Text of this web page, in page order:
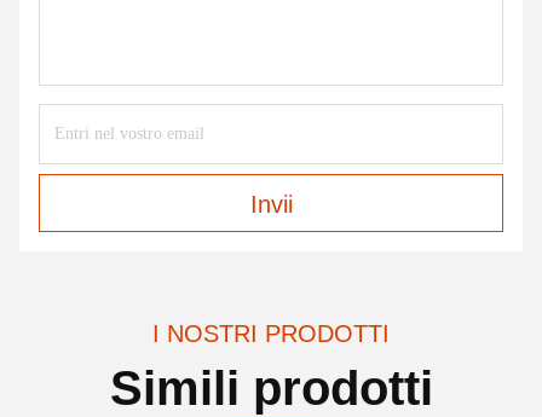
Invii
I NOSTRI PRODOTTI
Simili prodotti